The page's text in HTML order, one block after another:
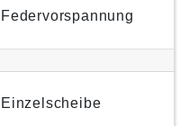
Federvorspannung
Einzelscheibe